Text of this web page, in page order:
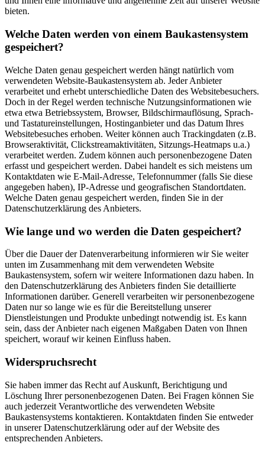
bieten.
Welche Daten werden von einem Baukastensystem
gespeichert?
Welche Daten genau gespeichert werden hängt natürlich vom
verwendeten Website-Baukastensystem ab. Jeder Anbieter
verarbeitet und erhebt unterschiedliche Daten des Websitebesuchers.
Doch in der Regel werden technische Nutzungsinformationen wie
etwa etwa Betriebssystem, Browser, Bildschirmauflösung, Sprach-
und Tastatureinstellungen, Hostinganbieter und das Datum Ihres
Websitebesuches erhoben. Weiter können auch Trackingdaten (z.B.
Browseraktivität, Clickstreamaktivitäten, Sitzungs-Heatmaps u.a.)
verarbeitet werden. Zudem können auch personenbezogene Daten
erfasst und gespeichert werden. Dabei handelt es sich meistens um
Kontaktdaten wie E-Mail-Adresse, Telefonnummer (falls Sie diese
angegeben haben), IP-Adresse und geografischen Standortdaten.
Welche Daten genau gespeichert werden, finden Sie in der
Datenschutzerklärung des Anbieters.
Wie lange und wo werden die Daten gespeichert?
Über die Dauer der Datenverarbeitung informieren wir Sie weiter
unten im Zusammenhang mit dem verwendeten Website
Baukastensystem, sofern wir weitere Informationen dazu haben. In
den Datenschutzerklärung des Anbieters finden Sie detaillierte
Informationen darüber. Generell verarbeiten wir personenbezogene
Daten nur so lange wie es für die Bereitstellung unserer
Dienstleistungen und Produkte unbedingt notwendig ist. Es kann
sein, dass der Anbieter nach eigenen Maßgaben Daten von Ihnen
speichert, worauf wir keinen Einfluss haben.
Widerspruchsrecht
Sie haben immer das Recht auf Auskunft, Berichtigung und
Löschung Ihrer personenbezogenen Daten. Bei Fragen können Sie
auch jederzeit Verantwortliche des verwendeten Website
Baukastensystems kontaktieren. Kontaktdaten finden Sie entweder
in unserer Datenschutzerklärung oder auf der Website des
entsprechenden Anbieters.